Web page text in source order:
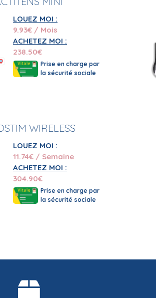
LOUEZ MOI :
9.93€ / Mois
ACHETEZ MOI :
238.50€
Prise en charge par
la sécurité sociale
WIRELESS
LOUEZ MOI :
11.74€ / Semaine
ACHETEZ MOI :
304.90€
Prise en charge par
la sécurité sociale